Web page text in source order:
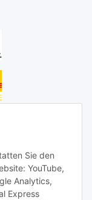
Sie den
YouTube,
Analytics,
Express